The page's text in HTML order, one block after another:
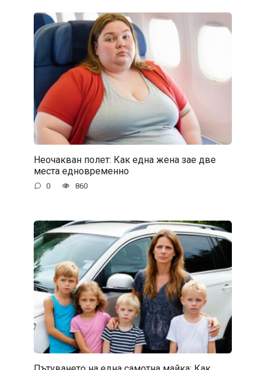
Неочакван полет: Как една жена зае две
места едновременно
0 860